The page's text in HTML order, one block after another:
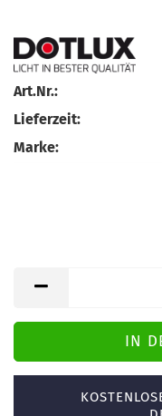
Art.Nr.:
Lieferzeit:
Marke: